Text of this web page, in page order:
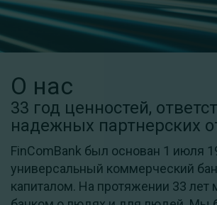
О нас
33 год ценностей,
надежных партнерских
FinComBank был основан 1 июля
универсальный коммерческий
капиталом. На протяжении 33